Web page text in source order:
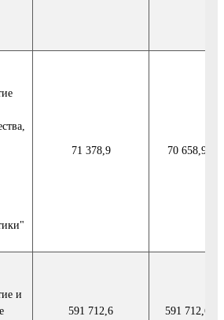
71 378,9 70 658,9
и
591 712,6 591 712,6